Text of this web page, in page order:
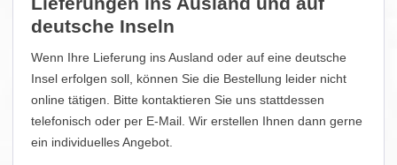
deutsche Inseln
Wenn Ihre Lieferung ins Ausland oder auf eine deutsche
Insel erfolgen soll, können Sie die Bestellung leider nicht
online tätigen. Bitte kontaktieren Sie uns stattdessen
telefonisch oder per E-Mail. Wir erstellen Ihnen dann gerne
ein individuelles Angebot.